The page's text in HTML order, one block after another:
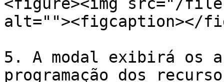
alt=""><figcaption></
5. A modal exibirá os
programação dos